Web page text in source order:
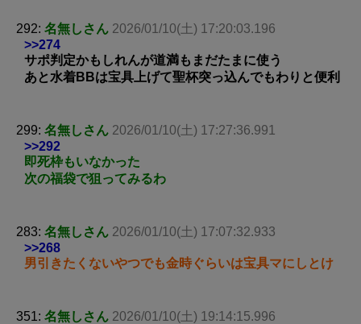
292: 名無しさん 2026/01/10(土) 17:20:03.196
>>274
サポ判定かもしれんが道満もまだたまに使う
あと水着BBは宝具上げて聖杯突っ込んでもわりと便利
299: 名無しさん 2026/01/10(土) 17:27:36.991
>>292
即死枠もいなかった
次の福袋で狙ってみるわ
283: 名無しさん 2026/01/10(土) 17:07:32.933
>>268
男引きたくないやつでも金時ぐらいは宝具マにしとけ
351: 名無しさん 2026/01/10(土) 19:14:15.996